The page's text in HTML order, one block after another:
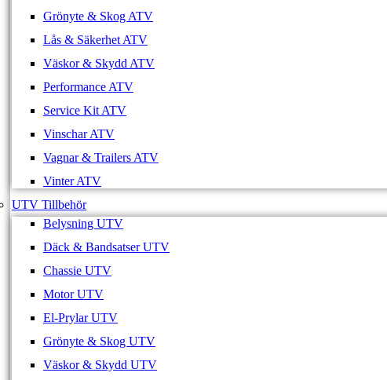
Grönyte & Skog ATV
Lås & Säkerhet ATV
Väskor & Skydd ATV
Performance ATV
Service Kit ATV
Vinschar ATV
Vagnar & Trailers ATV
Vinter ATV
UTV Tillbehör
Belysning UTV
Däck & Bandsatser UTV
Chassie UTV
Motor UTV
El-Prylar UTV
Grönyte & Skog UTV
Väskor & Skydd UTV